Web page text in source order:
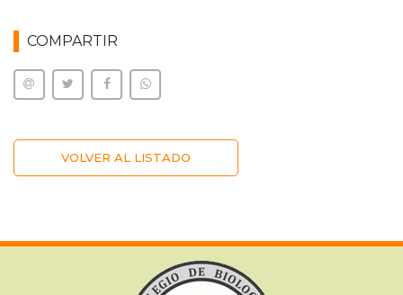
COMPARTIR
VOLVER AL LISTADO